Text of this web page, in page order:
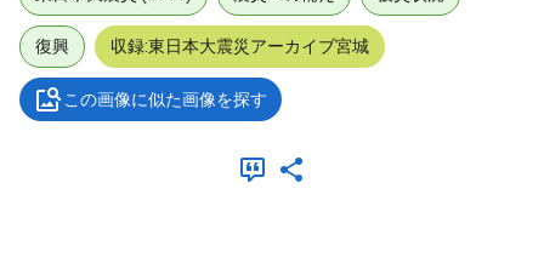
復興 収録:東日本大震災アーカイブ宮城
この画像に似た画像を探す